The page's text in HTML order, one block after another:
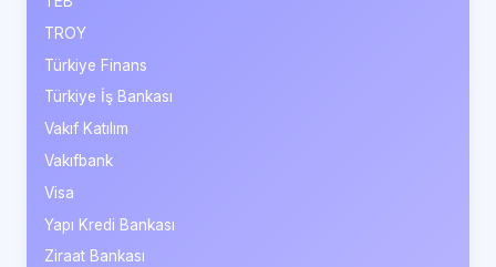
TROY
Türkiye Finans
Türkiye İş Bankası
Vakıf Katılım
Vakıfbank
Visa
Yapı Kredi Bankası
Ziraat Bankası